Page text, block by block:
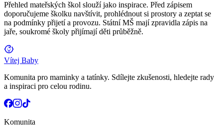
Přehled mateřských škol slouží jako inspirace. Před zápisem
doporučujeme školku navštívit, prohlédnout si prostory a zeptat se
na podmínky přijetí a provozu. Státní MŠ mají zpravidla zápis na
jaře, soukromé školy přijímají děti průběžně.
Vítej Baby
Komunita pro maminky a tatínky. Sdílejte zkušenosti, hledejte rady
a inspiraci pro celou rodinu.
Komunita